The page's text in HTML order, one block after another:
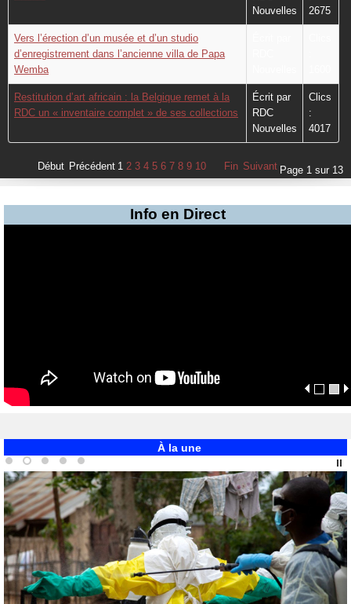
Nouvelles
2675
Vers l’érection d’un musée et d’un studio
d’enregistrement dans l’ancienne villa de Papa
Wemba
Restitution d’art africain : la Belgique remet à la
RDC un « inventaire complet » de ses collections
Écrit par
RDC
Nouvelles
Clics
:
4017
Page 1 sur 13
Début Précédent 1 2 3 4 5 6 7 8 9 10 Suivant
Fin
Info en Direct
À la une